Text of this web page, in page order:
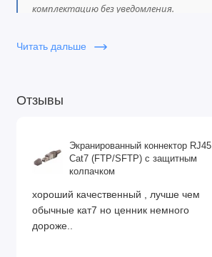
комплектацию без уведомления.
Читать дальше
Отзывы
Экранированный коннектор RJ45
Cat7 (FTP/SFTP) с защитным
колпачком
хороший качественный , лучше чем
обычные кат7 но ценник немного
дороже..